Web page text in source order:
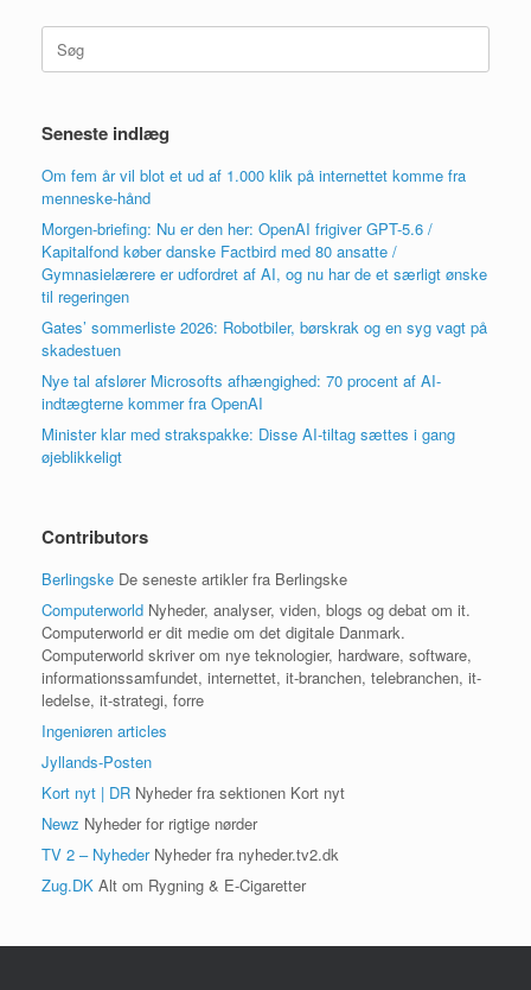
efter:
Seneste indlæg
Om fem år vil blot et ud af 1.000 klik på internettet komme fra
menneske-hånd
Morgen-briefing: Nu er den her: OpenAI frigiver GPT-5.6 /
Kapitalfond køber danske Factbird med 80 ansatte /
Gymnasielærere er udfordret af AI, og nu har de et særligt ønske
til regeringen
Gates’ sommerliste 2026: Robotbiler, børskrak og en syg vagt på
skadestuen
Nye tal afslører Microsofts afhængighed: 70 procent af AI-
indtægterne kommer fra OpenAI
Minister klar med strakspakke: Disse AI-tiltag sættes i gang
øjeblikkeligt
Contributors
Berlingske De seneste artikler fra Berlingske
Computerworld Nyheder, analyser, viden, blogs og debat om it.
Computerworld er dit medie om det digitale Danmark.
Computerworld skriver om nye teknologier, hardware, software,
informationssamfundet, internettet, it-branchen, telebranchen, it-
ledelse, it-strategi, forre
Ingeniøren articles
Jyllands-Posten
Kort nyt | DR Nyheder fra sektionen Kort nyt
Newz Nyheder for rigtige nørder
TV 2 – NyhederNyheder fra nyheder.tv2.dk
Zug.DK Alt om Rygning & E-Cigaretter